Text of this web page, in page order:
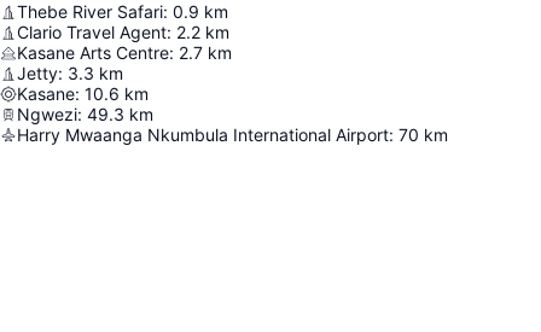
Thebe River Safari: 0.9 km
Clario Travel Agent: 2.2 km
Kasane Arts Centre: 2.7 km
Jetty: 3.3 km
Kasane: 10.6 km
Ngwezi: 49.3 km
Harry Mwaanga Nkumbula International Airport: 70 km